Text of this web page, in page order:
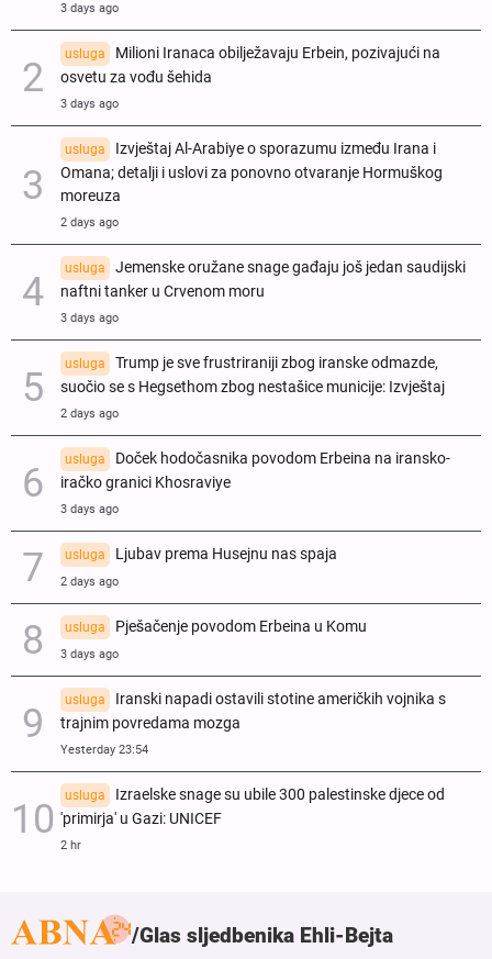
3 days ago
usluga
Milioni Iranaca obilježavaju Erbein, pozivajući na
osvetu za vođu šehida
3 days ago
usluga
Izvještaj Al-Arabiye o sporazumu između Irana i
Omana; detalji i uslovi za ponovno otvaranje Hormuškog
moreuza
2 days ago
usluga
Jemenske oružane snage gađaju još jedan saudijski
naftni tanker u Crvenom moru
3 days ago
usluga
Trump je sve frustriraniji zbog iranske odmazde,
suočio se s Hegsethom zbog nestašice municije: Izvještaj
2 days ago
usluga
Doček hodočasnika povodom Erbeina na iransko-
iračko granici Khosraviye
3 days ago
usluga Ljubav prema Husejnu nas spaja
2 days ago
usluga Pješačenje povodom Erbeina u Komu
3 days ago
usluga
Iranski napadi ostavili stotine američkih vojnika s
trajnim povredama mozga
Yesterday 23:54
usluga
Izraelske snage su ubile 300 palestinske djece od
'primirja' u Gazi: UNICEF
2 hr
Glas sljedbenika Ehli-Bejta